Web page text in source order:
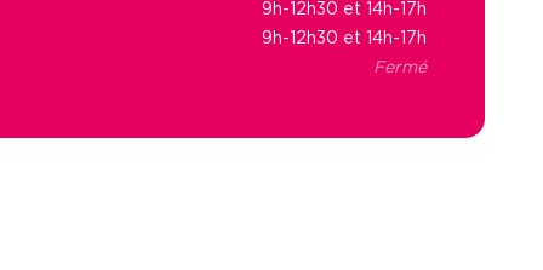
9h-12h30 et 14h-17h
9h-12h30 et 14h-17h
Fermé